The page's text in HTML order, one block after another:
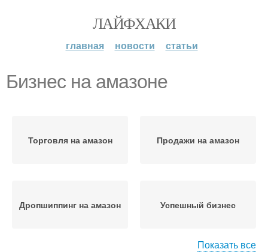
ЛАЙФХАКИ
главная новости статьи
Бизнес на амазоне
Торговля на амазон Продажи на амазон
Дропшиппинг на амазон Успешный бизнес
Показать все